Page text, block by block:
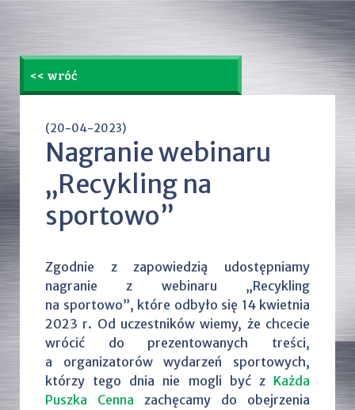
<< wróć
(20-04-2023)
Nagranie webinaru
„Recykling na
sportowo”
Zgodnie z zapowiedzią udostępniamy
nagranie z webinaru „Recykling
na sportowo”, które odbyło się 14 kwietnia
2023 r. Od uczestników wiemy, że chcecie
wrócić do prezentowanych treści,
a organizatorów wydarzeń sportowych,
którzy tego dnia nie mogli być z Każda
Puszka Cenna zachęcamy do obejrzenia